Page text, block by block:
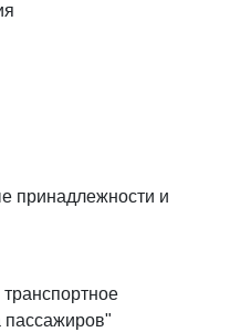
принадлежности и
пассажиров"